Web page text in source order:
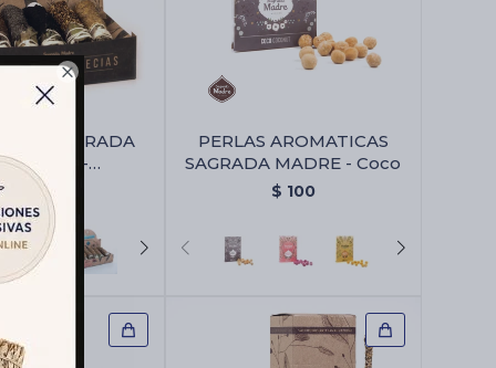

SAGRADA
X5 -
especias
360
PERLAS AROMATICAS
SAGRADA MADRE - Coco
$ 100